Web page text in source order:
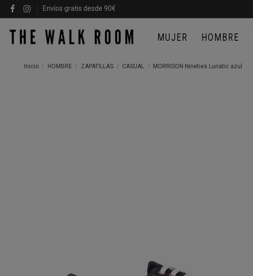
Envíos gratis desde 90€
MUJER HOMBRE
Inicio HOMBRE ZAPATILLAS CASUAL MORRISON Nineties Lunatic azul